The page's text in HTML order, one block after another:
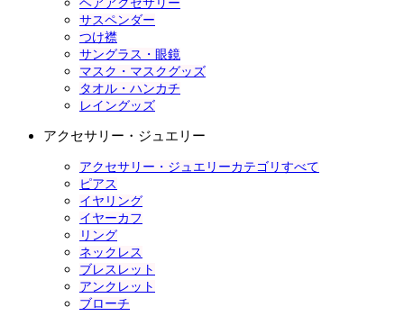
ヘアアクセサリー
サスペンダー
つけ襟
サングラス・眼鏡
マスク・マスクグッズ
タオル・ハンカチ
レイングッズ
アクセサリー・ジュエリー
アクセサリー・ジュエリーカテゴリすべて
ピアス
イヤリング
イヤーカフ
リング
ネックレス
ブレスレット
アンクレット
ブローチ